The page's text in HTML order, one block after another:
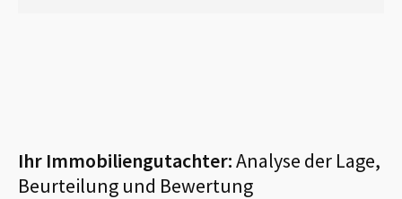
Ihr Immobiliengutachter:Analyse der Lage,
Beurteilung und Bewertung